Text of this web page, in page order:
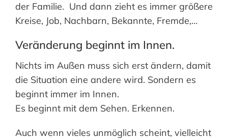
der Familie. Und dann zieht es immer größere
Kreise, Job, Nachbarn, Bekannte, Fremde,…
Veränderung beginnt im Innen.
Nichts im Außen muss sich erst ändern, damit
die Situation eine andere wird. Sondern es
beginnt immer im Innen.
Es beginnt mit dem Sehen. Erkennen.
Auch wenn vieles unmöglich scheint, vielleicht